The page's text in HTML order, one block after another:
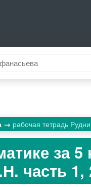
рабочая тетрадь
за 5
часть